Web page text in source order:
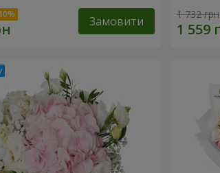
Замовити 1 732 грн